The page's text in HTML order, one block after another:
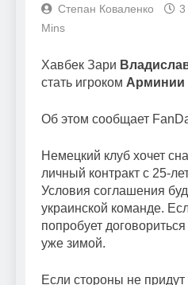
Степан Коваленко 3
Mins
Хавбек Зари
стать игроком Арминии
Об этом сообщает
Немецкий клуб хочет
личный контракт с 25-
Условия соглашения
украинской команде.
попробует
уже зимой.
Если стороны не